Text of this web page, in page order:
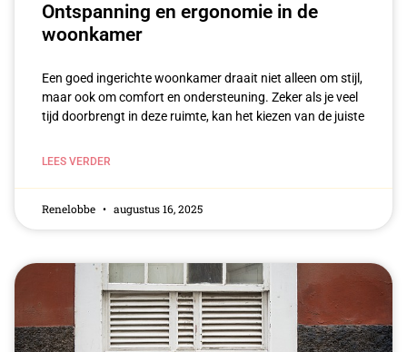
Ontspanning en ergonomie in de
woonkamer
Een goed ingerichte woonkamer draait niet alleen om stijl,
maar ook om comfort en ondersteuning. Zeker als je veel
tijd doorbrengt in deze ruimte, kan het kiezen van de juiste
LEES VERDER
Renelobbe augustus 16, 2025